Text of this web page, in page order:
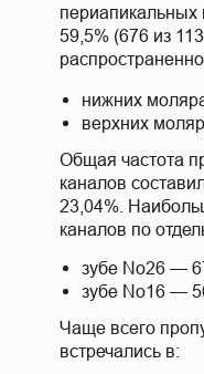
периапикальных
59,5% (676 из
Общая частота
каналов
23,04%.
каналов по
зубе No26 —
зубе No16 —
нижних
верхних
Чаще всего
встречались в: